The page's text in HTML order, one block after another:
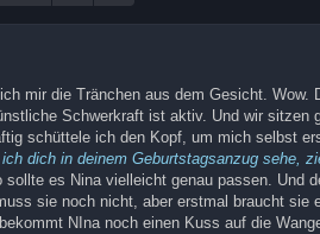
mir die Tränchen aus dem Gesicht.
Schwerkraft ist aktiv. Und wir sitzen
schüttele ich den Kopf, um mich selbst
dich in deinem Geburtstagsanzug sehe,
es Nina vielleicht genau passen. Und
sie noch nicht, aber erstmal braucht
NIna noch einen Kuss auf die